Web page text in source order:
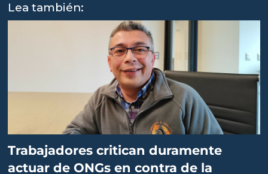
Lea también:
Trabajadores critican duramente
actuar de ONGs en contra de la